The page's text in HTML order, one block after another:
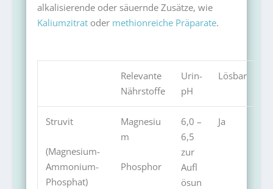
alkalisierende oder säuernde Zusätze, wie
Kaliumzitratoder methionreiche Präparate.
Relevante
Nährstoffe
Urin-
pH
Lösbar
Struvit
(Magnesium-
Ammonium-
Phosphat)
Magnesiu
m
Phosphor
6,0 –
6,5
zur
Aufl
ösun
Ja